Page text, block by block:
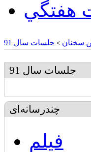
هفتگي
سخنان > جلسات سال 91
جلسات سال 91
چندرسانه‌ای
فیلم